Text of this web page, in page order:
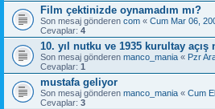
Film çektinizde oynamadım mı?
Son mesaj gönderen com « Cum Mar 06,
Cevaplar: 4
10. yıl nutku ve 1935 kurultay
Son mesaj gönderen manco_mania « Pzr
Cevaplar: 1
mustafa geliyor
Son mesaj gönderen manco_mania « Cum
Cevaplar: 3